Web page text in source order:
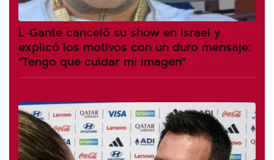
L-Gante canceló su show en Israel y
explicó los motivos con un duro mensaje:
"Tengo que cuidar mi imagen"